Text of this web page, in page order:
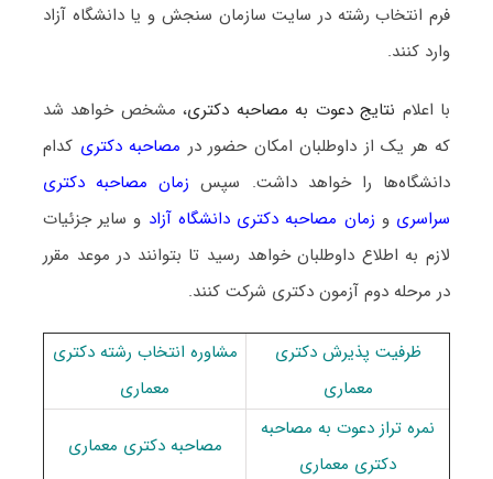
فرم انتخاب رشته در سایت سازمان سنجش و یا دانشگاه آزاد
وارد کنند.
با اعلام نتایج دعوت به مصاحبه دکتری، مشخص خواهد شد
که هر یک از داوطلبان امکان حضور در مصاحبه دکتری کدام
دانشگاه‌ها را خواهد داشت. سپس زمان مصاحبه دکتری
سراسری و زمان مصاحبه دکتری دانشگاه آزاد و سایر جزئیات
لازم به اطلاع داوطلبان خواهد رسید تا بتوانند در موعد مقرر
در مرحله دوم آزمون دکتری شرکت کنند.
ظرفیت پذیرش دکتری
ﻣﻌﻤﺎری
مشاوره انتخاب رشته دکتری
ﻣﻌﻤﺎری
نمره تراز دعوت به مصاحبه
دکتری ﻣﻌﻤﺎری
مصاحبه دکتری ﻣﻌﻤﺎری